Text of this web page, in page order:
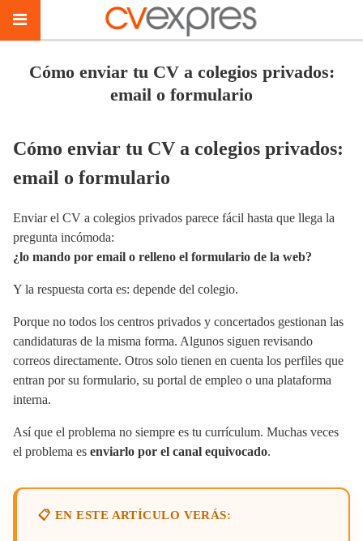
Cómo enviar tu CV a colegios privados:
email o formulario
Cómo enviar tu CV a colegios privados:
email o formulario
Enviar el CV a colegios privados parece fácil hasta que llega la
pregunta incómoda:
¿lo mando por email o relleno el formulario de la web?
Y la respuesta corta es: depende del colegio.
Porque no todos los centros privados y concertados gestionan las
candidaturas de la misma forma. Algunos siguen revisando
correos directamente. Otros solo tienen en cuenta los perfiles que
entran por su formulario, su portal de empleo o una plataforma
interna.
Así que el problema no siempre es tu currículum. Muchas veces
el problema es enviarlo por el canal equivocado.
📋 EN ESTE ARTÍCULO VERÁS: